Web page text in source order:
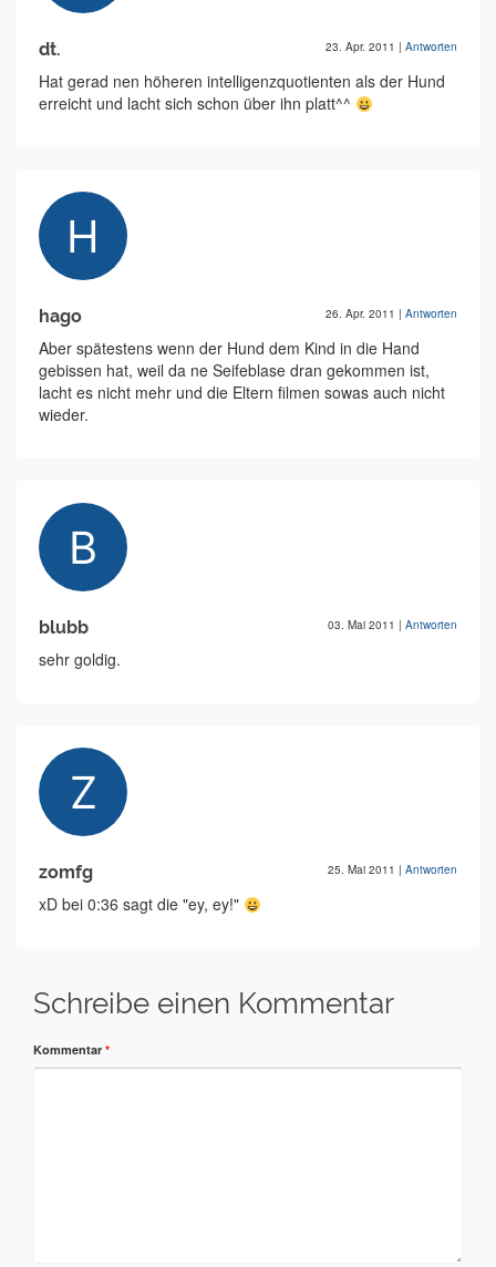
dt. 23. Apr. 2011 | Antworten
Hat gerad nen höheren intelligenzquotienten als der Hund
erreicht und lacht sich schon über ihn platt^^
hago 26. Apr. 2011 | Antworten
Aber spätestens wenn der Hund dem Kind in die Hand
gebissen hat, weil da ne Seifeblase dran gekommen ist,
lacht es nicht mehr und die Eltern filmen sowas auch nicht
wieder.
blubb 03. Mai 2011 | Antworten
sehr goldig.
zomfg 25. Mai 2011 | Antworten
xD bei 0:36 sagt die "ey, ey!"
Schreibe einen Kommentar
Kommentar *